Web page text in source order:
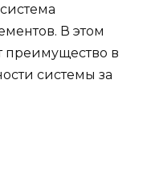
В этом
преимущество в
системы за